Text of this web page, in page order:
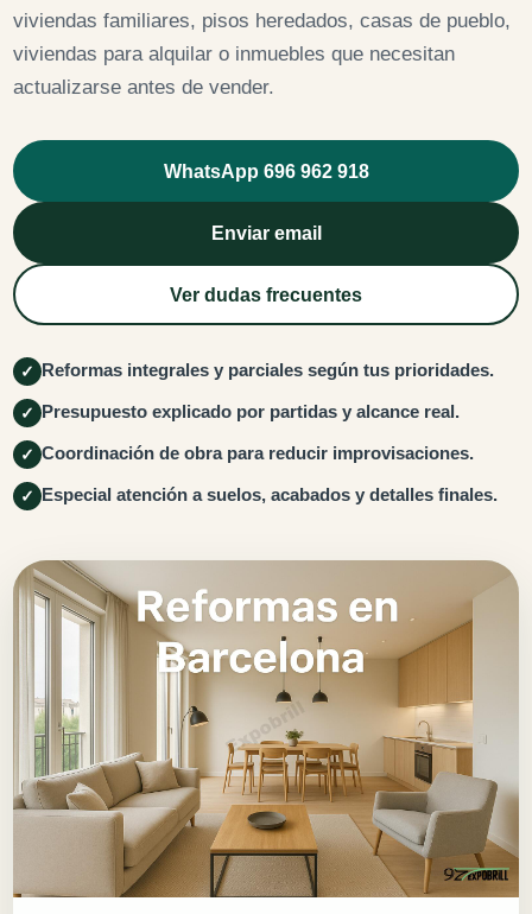
viviendas familiares, pisos heredados, casas de pueblo,
viviendas para alquilar o inmuebles que necesitan
actualizarse antes de vender.
WhatsApp 696 962 918
Enviar email
Ver dudas frecuentes
✓ Reformas integrales y parciales según tus prioridades.
✓ Presupuesto explicado por partidas y alcance real.
✓ Coordinación de obra para reducir improvisaciones.
✓ Especial atención a suelos, acabados y detalles finales.